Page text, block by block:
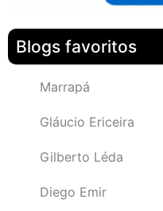
Blogs favoritos
Marrapá
Gláucio Ericeira
Gilberto Léda
Diego Emir